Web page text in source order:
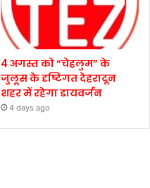
4 अगस्त को “चेहलुम” के
जुलूस के दृष्टिगत देहरादून
शहर में रहेगा डायवर्जन
4 days ago